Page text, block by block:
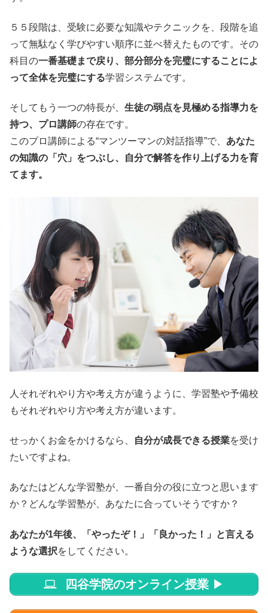
５５段階は、受験に必要な知識やテクニックを、段階を追
って無駄なく学びやすい順序に並べ替えたものです。その
科目の一番基礎まで戻り、部分部分を完璧にすることによ
って全体を完璧にする学習システムです。
そしてもう一つの特長が、 生徒の弱点を見極める指導力を
持つ、プロ講師の存在です。
このプロ講師による“マンツーマンの対話指導”で、 あなた
の知識の「穴」をつぶし、自分で解答を作り上げる力を育
てます。
人それぞれやり方や考え方が違うように、学習塾や予備校
もそれぞれやり方や考え方が違います。
せっかくお金をかけるなら、 自分が成長できる授業を受け
たいですよね。
あなたはどんな学習塾が、一番自分の役に立つと思います
か？どんな学習塾が、あなたに合っていそうですか？
あなたが1年後、「やったぞ！」「良かった！」と言える
ような選択をしてください。
四谷学院のオンライン授業 ▶